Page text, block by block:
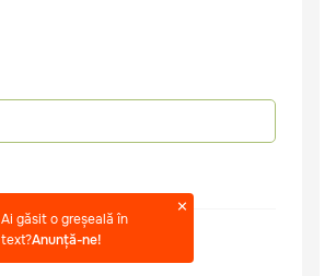
Ai găsit o greșeală în
text?Anunță-ne!